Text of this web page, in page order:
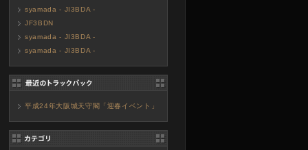
syamada - JI3BDA -
JF3BDN
syamada - JI3BDA -
syamada - JI3BDA -
平成24年大阪城天守閣「迎春イベント」